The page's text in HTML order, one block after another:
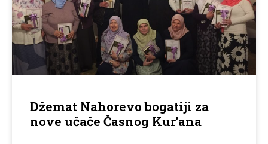
Džemat Nahorevo bogatiji za
nove učače Časnog Kur’ana